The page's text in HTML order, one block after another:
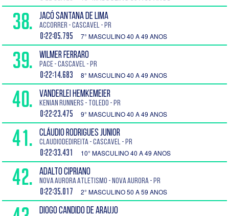
38. JACÓ SANTANA DE LIMA
Accorrer - Cascavel - PR
0:22:05.795 7° MASCULINO 40 A 49 ANOS
39. WILMER FERRARO
Pace - Cascavel - PR
0:22:14.683 8° MASCULINO 40 A 49 ANOS
40. VANDERLEI HEMKEMEIER
Kenian Runners - Toledo - PR
0:22:23.475 9° MASCULINO 40 A 49 ANOS
41. CLÁUDIO RODRIGUES JUNIOR
claudiodedireita - Cascavel - PR
0:22:33.431 10° MASCULINO 40 A 49 ANOS
42. ADALTO CIPRIANO
Nova Aurora Atletismo - Nova Aurora - PR
0:22:35.017 2° MASCULINO 50 A 59 ANOS
DIOGO CANDIDO DE ARAUJO